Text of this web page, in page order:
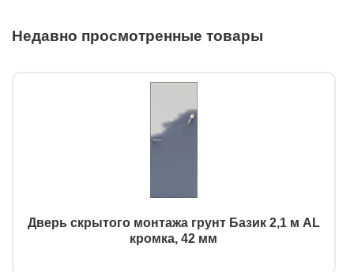
Недавно просмотренные товары
Дверь скрытого монтажа грунт Базик 2,1 м AL
кромка, 42 мм